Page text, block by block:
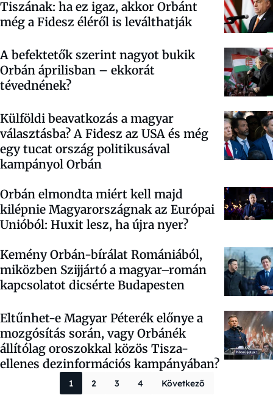
Tiszának: ha ez igaz, akkor Orbánt
még a Fidesz éléről is leválthatják
A befektetők szerint nagyot bukik
Orbán áprilisban – ekkorát
tévednének?
Külföldi beavatkozás a magyar
választásba? A Fidesz az USA és még
egy tucat ország politikusával
kampányol Orbán
Orbán elmondta miért kell majd
kilépnie Magyarországnak az Európai
Unióból: Huxit lesz, ha újra nyer?
Kemény Orbán-bírálat Romániából,
miközben Szijjártó a magyar–román
kapcsolatot dicsérte Budapesten
Eltűnhet-e Magyar Péterék előnye a
mozgósítás során, vagy Orbánék
állítólag oroszokkal közös Tisza-
ellenes dezinformációs kampányában?
Bejegyzések
1 2 3 4 Következő